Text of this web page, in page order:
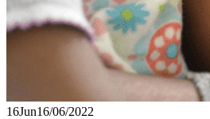
16Jun16/06/2022